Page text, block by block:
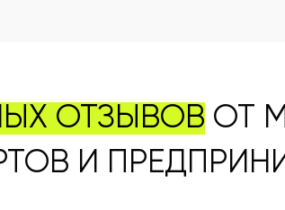
ОТЗЫВОВ ОТ
И